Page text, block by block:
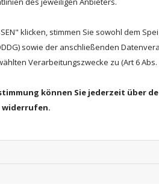
der Barrierefreie-
(BITV) anzubieten.
Barrieren stoßen, wenden Sie
stock.adobe.com
Designs / stock.adobe.com
/ stock.adobe.com
klicken, stimmen Sie sowohl dem
sowie der anschließenden
Verarbeitungszwecke zu (Art 6 Abs.
können Sie jederzeit über